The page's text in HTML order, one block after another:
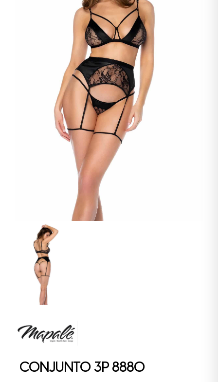
CONJUNTO 3P 8880